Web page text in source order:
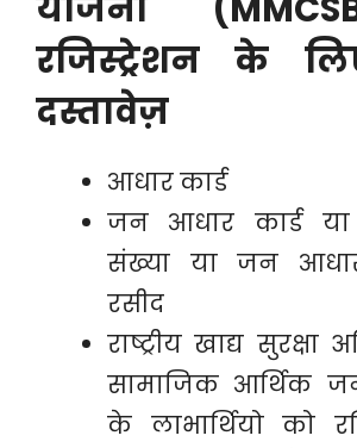
योजना
रजिस्ट्रेशन के
दस्तावेज़
आधार कार्ड
जन आधार कार्ड
संख्या या जन आधार
रसीद
राष्ट्रीय खाद्य
सामाजिक आर्थिक
के लाभार्थियो को